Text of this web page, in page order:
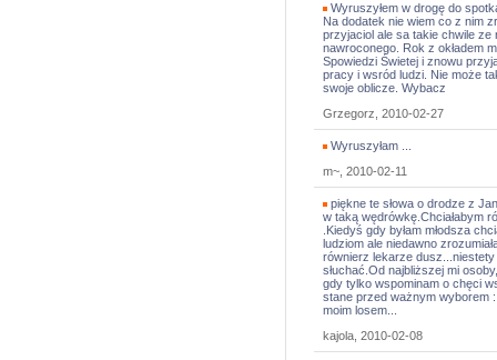
Wyruszyłem w drogę do
Na dodatek nie wiem co z nim
przyjaciol ale sa takie chwile
nawroconego. Rok z okładem
Spowiedzi Świetej i znowu
pracy i wsród ludzi. Nie może
swoje oblicze. Wybacz
Grzegorz, 2010-02-27
Wyruszyłam ...
m~, 2010-02-11
piękne te słowa o drodze z
w taką wędrówkę.Chciałabym
.Kiedyś gdy byłam młodsza
ludziom ale niedawno
równierz lekarze
słuchać.Od najbliższej mi
gdy tylko wspominam o chęci
stane przed ważnym wyborem
moim losem...
kajola, 2010-02-08